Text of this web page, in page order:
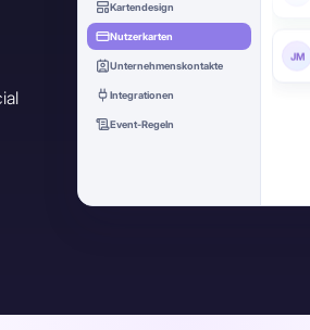
Kartendesign
Nutzerkarten
Unternehmenskontakte
Integrationen
Event-Regeln